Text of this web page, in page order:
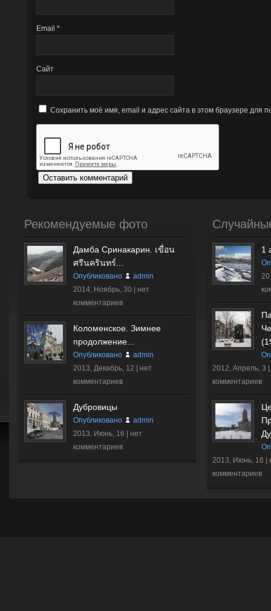
Email *
Сайт
Сохранить моё имя, email и адрес сайта в этом браузере для
Рекомендуемые фото
Дамба Сринакарин. เขื่อน
ศรีนครินทร์...
Опубликовано
admin
2014, Ноябрь, 30 | нет
комментариев
Коломенское. Зимнее
продолжение...
Опубликовано
admin
2013, Декабрь, 12 | нет
комментариев
Дубровицы
Опубликовано
admin
2013, Июнь, 16 | нет
комментариев
1
2012, Апрель, 3 |
комментариев
2013, Июнь, 16 |
комментариев